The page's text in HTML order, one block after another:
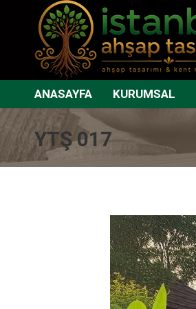
ANASAYFA KURUMSAL
YTŞ 017